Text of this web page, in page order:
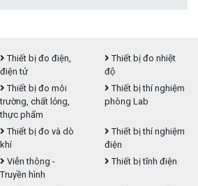
Thiết bị đo điện,
điện tử
Thiết bị đo nhiệt
độ
Thiết bị đo môi
trường, chất lỏng,
thực phẩm
Thiết bị thí nghiệm
phòng Lab
Thiết bị đo và dò
khí
Thiết bị thí nghiệm
điện
Viễn thông -
Truyền hình
Thiết bị tĩnh điện